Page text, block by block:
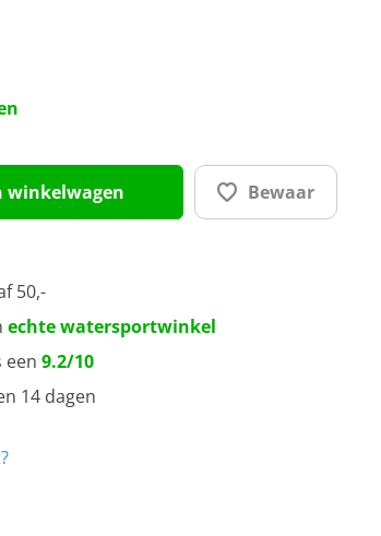
winkelwagen Bewaar
50,-
echte watersportwinkel
een 9.2/10
14 dagen